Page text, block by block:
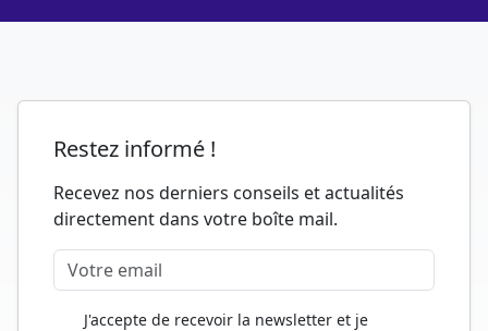
Restez informé !
Recevez nos derniers conseils et actualités
directement dans votre boîte mail.
J'accepte de recevoir la newsletter et je